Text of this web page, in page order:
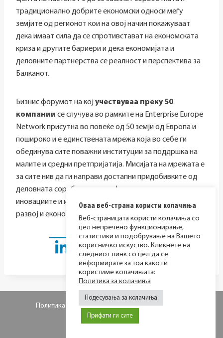
традиционално добрите економски односи меѓу
земјите од регионот кои на овој начин покажуваат
дека имаат сила да се спротивстават на економската
криза и другите бариери и дека економијата и
деловните партнерства се реалност и перспектива за
Балканот.
Бизнис форумот на којучествуваа преку 50
компании се случува во рамките на Enterprise Europe
Network присутна во повеќе од 50 земји од Европа и
пошироко и е единствената мрежа која во себе ги
обединува сите поважни институции за поддршка на
малите и средни претпријатија. Мисијата на мрежата е
за сите нив да ги направи достапни придобивките од
деловната соработка, трансферот на технологиите,
иновациите и истражувањето, како движечка сила за
развој и економски напредок за сите земји.
© 2026 МИР фондација
Политика за приватност Политика за колачиња
Оваа веб-страна користи колачиња
Веб-страницата користи колачиња со
цел непречено функционирање,
статистики и подобрување на Вашето
корисничко искуство. Кликнете на
следниот линк со цел да се
информирате за тоа како ги
користиме колачињата:
Политика за колачиња
Подесувања за колачиња
Прифати ги сите